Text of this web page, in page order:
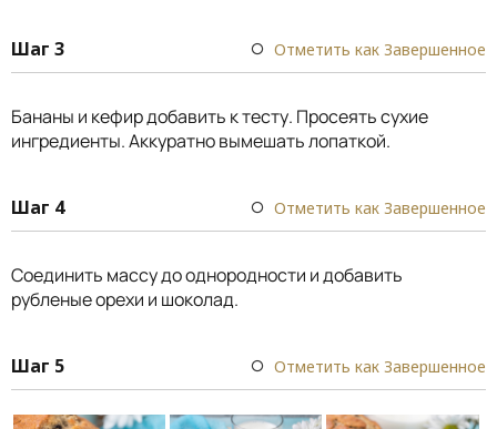
Шаг 3 Отметить как Завершенное
Бананы и кефир добавить к тесту. Просеять сухие
ингредиенты. Аккуратно вымешать лопаткой.
Шаг 4 Отметить как Завершенное
Соединить массу до однородности и добавить
рубленые орехи и шоколад.
Шаг 5 Отметить как Завершенное